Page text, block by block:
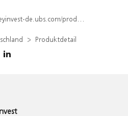
produkt/detail/index/isin/DE000WA1PRV7
Produktdetail